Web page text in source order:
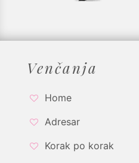
Venčanja
Home
Adresar
Korak po korak